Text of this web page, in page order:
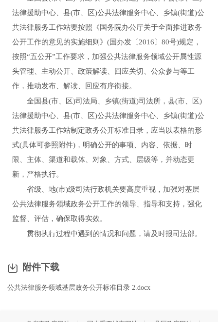
法律援助中心、县(市、区)公共法律服务中心、乡镇(街道)公
共法律服务工作站要按照《国务院办公厅关于全面推进政务
公开工作的意见的实施细则》 (国办发〔2016〕 80号)规定，
按照“五公开”工作要求，加强公共法律服务领域公开属性源
头管理、主动公开、政策解读、回应关切、公众参与等工
作，推动发布、解读、回应有序衔接。
全国县(市、区)司法局、乡镇(街道)司法所，县(市、区)
法律援助中心、县(市、区)公共法律服务中心、乡镇(街道)公
共法律服务工作站制定政务公开标准目录，应当以表格的形
式(具体可参照附件) ，明确公开的事项、内容、依据、时
限、主体、渠道和载体、对象、方式、层级等，并动态更
新，严格执行。
省级、地(市)级司法行政机关要高度重视，加强对基层
公共法律服务领域政务公开工作的领导、指导和支持，强化
监督、评估，确保取得实效。
贯彻执行过程中遇到的情况和问题，请及时报司法部。
附件下载
公共法律服务领域基层政务公开标准目录 2.docx